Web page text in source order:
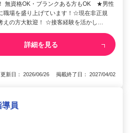
無資格OK・ブランクある方もOK ★男性
職場を盛り上げています！☆現在非正規
えの方大歓迎！ ☆接客経験を活かし…
詳細を見る
更新日： 2026/06/26 掲載終了日： 2027/04/02
員